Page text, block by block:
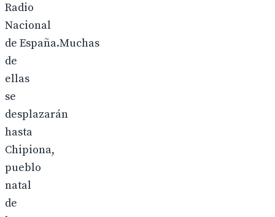
Radio
Nacional
de España.Muchas
de
ellas
se
desplazarán
hasta
Chipiona,
pueblo
natal
de